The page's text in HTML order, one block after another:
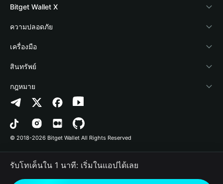
Blog
Academy
ข่าวสารด้านคริปโต
ศูนย์ช่วยเหลือ
ติดต่อเรา
ทรัพยากรข้อมูลของแบรนด์
อาชีพ
Crypto Card
Stablecoin Earn
Payfi Crypto
Crypto Swap API
Altcoin Season Index
Prediction Markets
DApp
RWA
Bitget Wallet X
นักพัฒนา
เชื่อมต่อ Wallet
Bitget Wallet Pay
ลิสต์โปรเจกต์
ความปลอดภัย
Protection Fund
เทคโนโลยีความปลอดภัย
เครื่องมือ
ซื้อคริปโต
การตรวจจับการอนุญาต
การตรวจจับสัญญา
การโอนเป็นชุด
สินทรัพย์
Arbitrum
Avalanche
Bitcoin
Polygon
กฎหมาย
นโยบายความเป็นส่วนตัว
ข้อตกลงในการใช้บริการ
© 2018-2026 Bitget Wallet All Rights Reserved
รับโทเค็นใน 1 นาที: เริ่มในแอปได้เลย